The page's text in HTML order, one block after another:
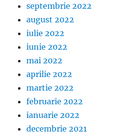
septembrie 2022
august 2022
iulie 2022
iunie 2022
mai 2022
aprilie 2022
martie 2022
februarie 2022
ianuarie 2022
decembrie 2021